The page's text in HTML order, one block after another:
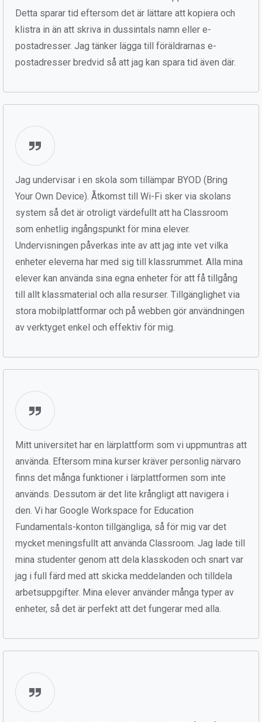
Detta sparar tid eftersom det är lättare att kopiera och
klistra in än att skriva in dussintals namn eller e-
postadresser. Jag tänker lägga till föräldrarnas e-
postadresser bredvid så att jag kan spara tid även där.
Jag undervisar i en skola som tillämpar BYOD (Bring
Your Own Device). Åtkomst till Wi-Fi sker via skolans
system så det är otroligt värdefullt att ha Classroom
som enhetlig ingångspunkt för mina elever.
Undervisningen påverkas inte av att jag inte vet vilka
enheter eleverna har med sig till klassrummet. Alla mina
elever kan använda sina egna enheter för att få tillgång
till allt klassmaterial och alla resurser. Tillgänglighet via
stora mobilplattformar och på webben gör användningen
av verktyget enkel och effektiv för mig.
Mitt universitet har en lärplattform som vi uppmuntras att
använda. Eftersom mina kurser kräver personlig närvaro
finns det många funktioner i lärplattformen som inte
används. Dessutom är det lite krångligt att navigera i
den. Vi har Google Workspace for Education
Fundamentals-konton tillgängliga, så för mig var det
mycket meningsfullt att använda Classroom. Jag lade till
mina studenter genom att dela klasskoden och snart var
jag i full färd med att skicka meddelanden och tilldela
arbetsuppgifter. Mina elever använder många typer av
enheter, så det är perfekt att det fungerar med alla.